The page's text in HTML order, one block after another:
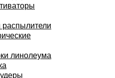
линолеума